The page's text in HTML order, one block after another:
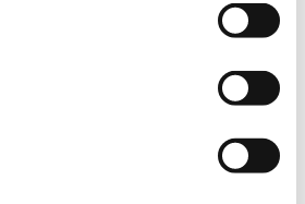
Aanvraag informatie / bestellen